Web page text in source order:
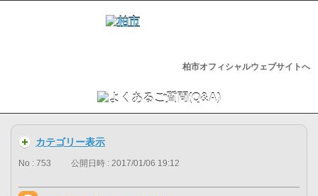
柏市オフィシャルウェブサイトへ
カテゴリー表示
No : 753 公開日時 : 2017/01/06 19:12